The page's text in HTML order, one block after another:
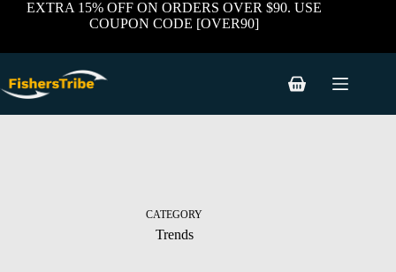
EXTRA 15% OFF ON ORDERS OVER $90. USE
COUPON CODE [OVER90]
Shopping
CATEGORY
Trends